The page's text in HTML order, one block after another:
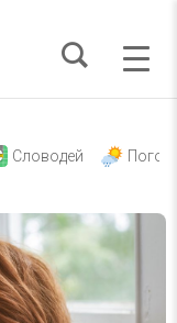
Словодей